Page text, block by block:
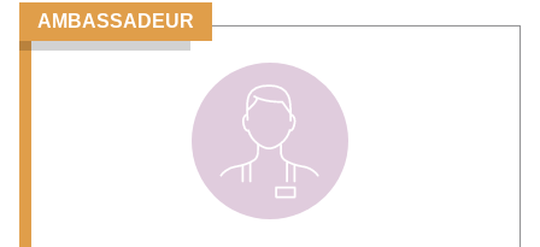
AMBASSADEUR